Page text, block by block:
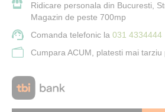
Ridicare personala din Bucuresti,
Magazin de peste 700mp
Comanda telefonic la 031 4334444
Cumpara ACUM, platesti mai tarziu